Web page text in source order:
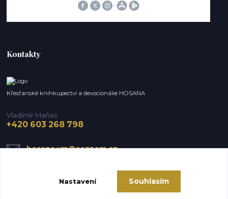
Kontakty
Křesťanské knihkupectví a devocionálie HOSANA
Vladimír Maňas
+420 603 268 798
hosana.vm@seznam.cz
Nastavení Souhlasím